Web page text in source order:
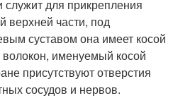
для прикрепления
верхней части, под
суставом она имеет косой
именуемый косой
присутствуют отверстия
сосудов и нервов.